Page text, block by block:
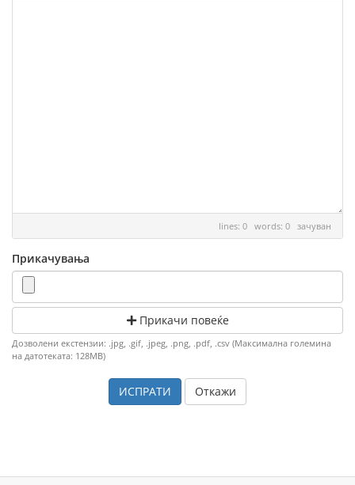
lines: 0 words: 0 зачуван
Прикачувања
Прикачи повеќе
Дозволени екстензии: .jpg, .gif, .jpeg, .png, .pdf, .csv (Максимална големина
на датотеката: 128MB)
Откажи